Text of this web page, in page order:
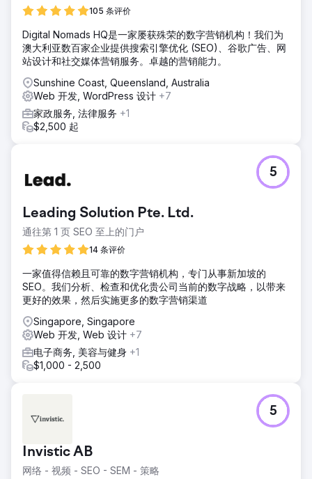
105 条评价
Digital Nomads HQ是一家屡获殊荣的数字营销机构！我们为
澳大利亚数百家企业提供搜索引擎优化 (SEO)、谷歌广告、网
站设计和社交媒体营销服务。卓越的营销能力。
Sunshine Coast, Queensland, Australia
Web 开发, WordPress 设计 +7
家政服务, 法律服务 +1
$2,500 起
Leading Solution Pte. Ltd.
通往第 1 页 SEO 至上的门户
14 条评价
5
一家值得信赖且可靠的数字营销机构，专门从事新加坡的
SEO。我们分析、检查和优化贵公司当前的数字战略，以带来
更好的效果，然后实施更多的数字营销渠道
Singapore, Singapore
Web 开发, Web 设计 +7
电子商务, 美容与健身 +1
$1,000 - 2,500
Invistic AB
网络 - 视频 - SEO - SEM - 策略
5